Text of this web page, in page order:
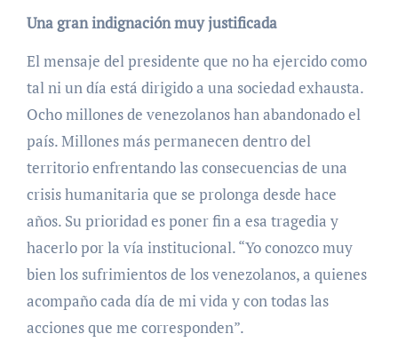
Una gran indignación muy justificada
El mensaje del presidente que no ha ejercido como
tal ni un día está dirigido a una sociedad exhausta.
Ocho millones de venezolanos han abandonado el
país. Millones más permanecen dentro del
territorio enfrentando las consecuencias de una
crisis humanitaria que se prolonga desde hace
años. Su prioridad es poner fin a esa tragedia y
hacerlo por la vía institucional. “Yo conozco muy
bien los sufrimientos de los venezolanos, a quienes
acompaño cada día de mi vida y con todas las
acciones que me corresponden”.